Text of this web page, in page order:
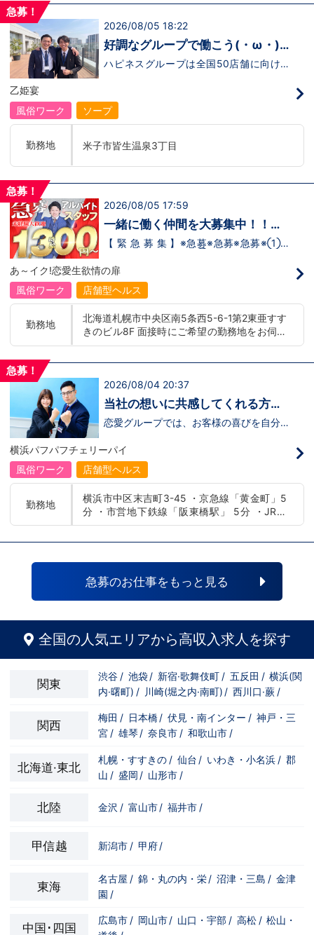
他社と比較検討中など。そのような時は1
もしれません。アナタからのご連絡お待ち
しております。
新人キャストさんにお仕事を教えるアドバ
は年功序列ではなく実力主義です。 頑張
り次第でいくらでも店長や幹部枠への昇格
が可能なんです！力のある方には必要な席
をしっかりご用意できる環境ですのでご安
水戸：水戸駅からバス5分 北海道 札幌：すす
きの駅から徒歩5分 中国・四国 鳥取：米子市
皆生温泉 愛媛：松山道後温泉 九州・沖縄 福
岡：中洲川端駅から徒歩8分 沖縄：那覇市※出
店準備中 他にも続々出店予定 遠方からのご応
急募！
2026/08/05 18:22
好調なグループで働こう(・ω・)
ノ
ハピネスグループは全国50店舗に向けて
有！！ つまり・・・ハピネスグループの
中でも、今！1番役職に就けるチャンスが
「今」入社するべきじゃないです
か！？！？ のし上がりたいなら、このビ
ッグチャンス見逃さないでください！！チ
か？？当グループは年功序列ではなく実力
や幹部枠への昇格が可能なんです！力のあ
る方には必要な席をしっかりご用意できる
環境ですのでご安心ください。実際に入社
後、最短で8ヶ月で店長になった先輩もい
んか！？ 勿論、男性だけではなく女性も
活躍中。ハピネスグループ初の女性店長だ
って目指せます。それでもまだ迷ってるっ
て方は是非オフィシャルサイトをご覧下さ
お手数ですがコピー＆ペーストしてURLを
開いていただければです。先輩のインタビ
ュー動画など、アナタが一歩踏み出すキッ
非ご覧ください(^^)鳥取米子で 「オトコの
480万円＋目標達成報奨金100万円☆※今
だけ限定引越し代も当社負担！！！
乙姫宴
風俗ワーク
ソープ
勤務地 米子市皆生温泉3丁目
急募！
2026/08/05 17:59
一緒に働く仲間を大募集中！！
【アルバイト・送迎ドライバー急
【 緊 急 募 集 】※急募※急募※急募※①ス
バー！店舗間5分程度お客様を送迎するだ
け！時給：①1,300円～②1,100円～勤務
時間：①早番：8:00～18:00 （食事休憩
あり：実働9時間） 遅番：16:00～翌
日祝日の日中(9時～16時位まで)、平日夜
(夕方～24時位まで)※ご希望があれば、そ
の他のシフト調整も可能です。お気軽にご
であればOK！②ご自身の車持ち込み
用時は時給変動あり）「今すぐ稼ぎた
い！」「業界に興味はあるけどちょっと不
安...」「運転が好き！」という方、大歓
迎！スピード採用中につき、ご応募はお急
喜びを自分自身の喜びに感じられるような
人物を求めています！・接客が好き・お客
様が笑顔になると自分も嬉しい・お客様だ
けでなく、働く仲間もキャストさんも笑顔
為にはどうしたらいいのか？を考えられる
上記のような方が当グループでは活躍の場
を広げています。他にも…・失敗しても諦
い！・環境を変えてチャレンジしたい！・
経験がないからダメという事は一切なく、
自分の将来のビジョンの為にこうしたい！
こうなりたい！と強い意志を持ってる方に
も平等にチャンスがある職場になっていま
す。今働いてる先輩方は、異業種から転職
してきた方が圧倒的に多いです。「ちょっ
と求めてる人物像と自分は違うかも…？」
と思う方もいると思います。ですが、よく
考えてください。全てが当てはまる人の方
が少ないと思います。ココは自分にも当て
はまる！で十分なんです。まずは応募し
さい。その後、私たちの想いを説明させて
いただきます。その話の中で共感できる
か/出来ないかだと思います。ご応募お待
あ～イク!恋愛生欲情の扉
風俗ワーク
店舗型ヘルス
勤務地
北海道札幌市中央区南5条西5-6-1第2東亜すす
きのビル8F 面接時にご希望の勤務地をお伺い
し、配属店舗を決定いたします。 入社後の転
■横浜エリア：神奈川県横浜市中区 ・京急線
黄金町駅、日ノ出町駅 ・市営地下鉄阪東橋
駅、伊勢佐木長者町駅 ・JR横浜線関内駅 ■札
幌エリア：北海道札幌市 地下鉄南北線すすき
の駅
急募！
2026/08/04 20:37
当社の想いに共感してくれる方、
大募集‼
恋愛グループでは、お客様の喜びを自分自
います！・接客が好き・お客様が笑顔にな
ると自分も嬉しい・お客様だけでなく、働
く仲間もキャストさんも笑顔になると嬉し
い・喜んで(楽しんで)もらう為にはどうし
方が当グループでは活躍の場を広げていま
す。他にも…・失敗しても諦めない！・と
にかくやる気だけは負けない！・環境を変
をあげたい！など。接客業経験がないから
ジョンの為にこうしたい！こうなりたい！
と強い意志を持ってる方にも平等にチャン
スがある職場になっています。その為、未
経験からの応募も大歓迎です。今働いてる
倒的に多いです。「ちょっと求めてる人物
像と自分は違うかも…？」と思う方もいる
と思います。ですが、よく考えてくださ
い。全てが当てはまる人の方が少ないと思
います。ココは自分にも当てはまる！で十
分なんです。まずは応募して、面接時にあ
なたの想いを聞かせてください。その後、
その話の中で共感できるか/出来ないかだ
と思います。ご応募お待ちしておりま
す！！
横浜パフパフチェリーパイ
風俗ワーク
店舗型ヘルス
勤務地
横浜市中区末吉町3-45 ・京急線「黄金町」5
分 ・市営地下鉄線「阪東橋駅」 5分 ・JR線
「関内駅」15分
急募のお仕事をもっと見る
全国の人気エリアから高収入求人を探す
関東
渋谷 / 池袋 / 新宿·歌舞伎町 / 五反田 / 横浜(関
内·曙町) / 川崎(堀之内·南町) / 西川口·蕨 /
関西
梅田 / 日本橋 / 伏見・南インター / 神戸・三
宮 / 雄琴 / 奈良市 / 和歌山市 /
北海道·東北
札幌・すすきの / 仙台 / いわき・小名浜 / 郡
山 / 盛岡 / 山形市 /
北陸 金沢 / 富山市 / 福井市 /
甲信越 新潟市 / 甲府 /
東海
名古屋 / 錦・丸の内・栄 / 沼津・三島 / 金津
園 /
中国･四国
広島市 / 岡山市 / 山口・宇部 / 高松 / 松山・